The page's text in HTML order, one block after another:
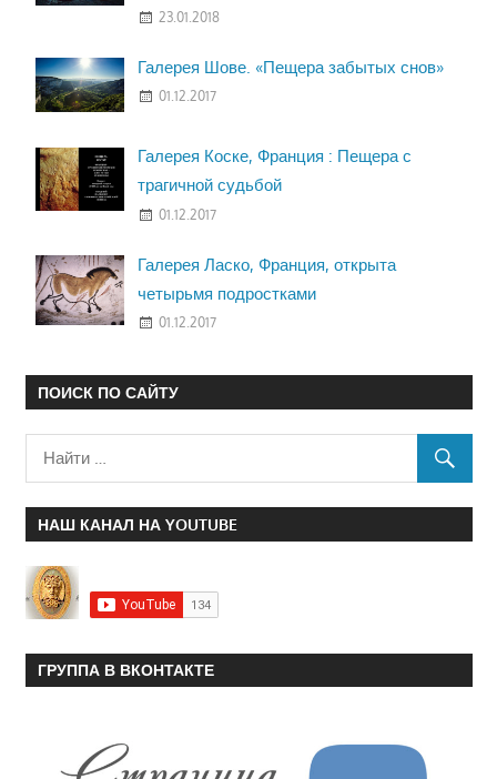
23.01.2018
Галерея Шове. «Пещера забытых снов»
01.12.2017
Галерея Коске, Франция : Пещера с
трагичной судьбой
01.12.2017
Галерея Ласко, Франция, открыта
четырьмя подростками
01.12.2017
ПОИСК ПО САЙТУ
НАШ КАНАЛ НА YOUTUBE
ГРУППА В ВКОНТАКТЕ